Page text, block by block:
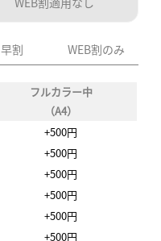
早割 WEB割のみ
フルカラー中
（A4）
+500円
+500円
+500円
+500円
+500円
+500円